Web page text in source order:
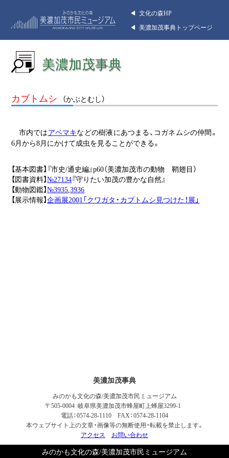
◀︎ 文化の森HP
◀︎ 美濃加茂事典トップページ
美濃加茂事典
カブトムシ （かぶとむし）
市内ではアベマキなどの樹液にあつまる、コガネムシの仲間。
6月から8月にかけて成虫を見ることができる。
【基本図書】『市史/通史編』p60（美濃加茂市の動物 鞘翅目）
【図書資料】№27134『守りたい加茂の豊かな自然』
【動物図鑑】№3935,3936
【展示情報】企画展2001「クワガタ・カブトムシ見つけた！展」
美濃加茂事典
みのかも文化の森/美濃加茂市民ミュージアム
〒505-0004 岐阜県美濃加茂市蜂屋町上蜂屋3299-1
電話：0574-28-1110 FAX：0574-28-1104
本ウェブサイト上の文章・画像等の無断使用・転載を禁止します。
アクセス
お問い合わせ
みのかも文化の森/美濃加茂市民ミュージアム